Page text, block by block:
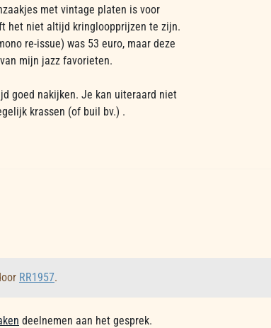
met vintage platen is voor
het niet altijd kringloopprijzen te zijn.
re-issue) was 53 euro, maar deze
mijn jazz favorieten.
goed nakijken. Je kan uiteraard niet
krassen (of buil bv.) .
RR1957.
deelnemen aan het gesprek.